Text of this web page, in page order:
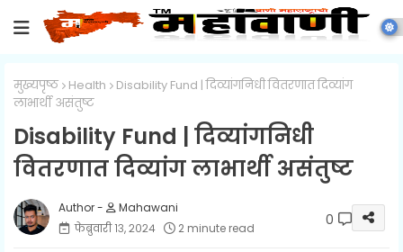
मुख्यपृष्ठ Health
Disability Fund | दिव्यांगनिधी वितरणात दिव्यांग
लाभार्थी असंतुष्ट
Disability Fund | दिव्यांगनिधी
वितरणात दिव्यांग लाभार्थी असंतुष्ट
Mahawani
फेब्रुवारी १३, २०२४
2 minute read 0